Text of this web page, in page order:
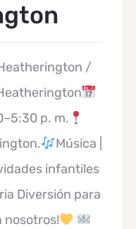
/
p. m.
Música |
infantiles
Diversión para
nosotros!